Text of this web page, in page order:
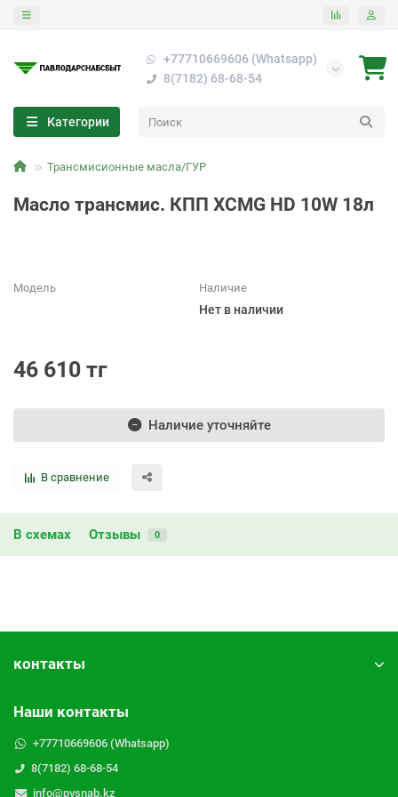
+77710669606 (Whatsapp)
8(7182) 68-68-54
Категории
Трансмисионные масла/ГУР
Масло трансмис. КПП XCMG HD 10W 18л
Модель Наличие
Нет в наличии
46 610 тг
Наличие уточняйте
В сравнение
В схемах Отзывы 0
контакты
Наши контакты
+77710669606 (Whatsapp)
8(7182) 68-68-54
info@pvsnab.kz